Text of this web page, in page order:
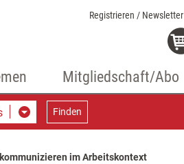
Registrieren / Newsletter
Mitgliedschaft/Abo
Finden
im Arbeitskontext